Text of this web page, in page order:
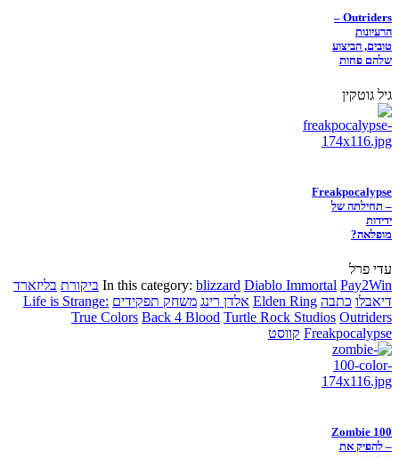
Outriders –
הרעיונות
טובים, הביצוע
שלהם פחות
גיל גוטקין
Freakpocalypse
– תחילתה של
ידידות
מופלאה?
עדי פרל
In this category: blizzard Diablo Immortal Pay2Win ביקורת בליזארד
דיאבלו כתבה Elden Ring אלדן רינג משחק תפקידים Life is Strange:
True Colors Back 4 Blood Turtle Rock Studios Outriders
Freakpocalypse קווסט
Zombie 100
– להפיק את